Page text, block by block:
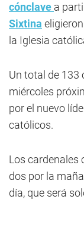
cónclave a
Sixtina
la Iglesia
Un total de 133
miércoles
por el nuevo
católicos.
Los cardenales
dos por la
día, que será